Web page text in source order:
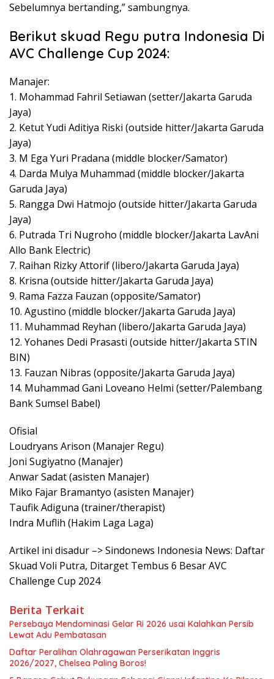
Sebelumnya bertanding,” sambungnya.
Berikut skuad Regu putra Indonesia Di
AVC Challenge Cup 2024:
Manajer:
1. Mohammad Fahril Setiawan (setter/Jakarta Garuda
Jaya)
2. Ketut Yudi Aditiya Riski (outside hitter/Jakarta Garuda
Jaya)
3. M Ega Yuri Pradana (middle blocker/Samator)
4. Darda Mulya Muhammad (middle blocker/Jakarta
Garuda Jaya)
5. Rangga Dwi Hatmojo (outside hitter/Jakarta Garuda
Jaya)
6. Putrada Tri Nugroho (middle blocker/Jakarta LavAni
Allo Bank Electric)
7. Raihan Rizky Attorif (libero/Jakarta Garuda Jaya)
8. Krisna (outside hitter/Jakarta Garuda Jaya)
9. Rama Fazza Fauzan (opposite/Samator)
10. Agustino (middle blocker/Jakarta Garuda Jaya)
11. Muhammad Reyhan (libero/Jakarta Garuda Jaya)
12. Yohanes Dedi Prasasti (outside hitter/Jakarta STIN
BIN)
13. Fauzan Nibras (opposite/Jakarta Garuda Jaya)
14. Muhammad Gani Loveano Helmi (setter/Palembang
Bank Sumsel Babel)
Ofisial
Loudryans Arison (Manajer Regu)
Joni Sugiyatno (Manajer)
Anwar Sadat (asisten Manajer)
Miko Fajar Bramantyo (asisten Manajer)
Taufik Adiguna (trainer/therapist)
Indra Muflih (Hakim Laga Laga)
Artikel ini disadur –> Sindonews Indonesia News: Daftar
Skuad Voli Putra, Ditarget Tembus 6 Besar AVC
Challenge Cup 2024
Berita Terkait
Persebaya Mendominasi Gelar Ri 2026 usai Kalahkan Persib
Lewat Adu Pembatasan
Daftar Peralihan Olahragawan Perserikatan Inggris
2026/2027, Chelsea Paling Boros!